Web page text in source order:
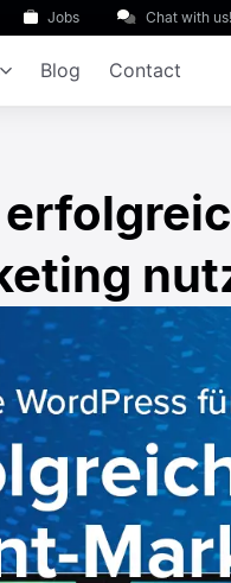
Jobs Chat with us!
Blog Contact